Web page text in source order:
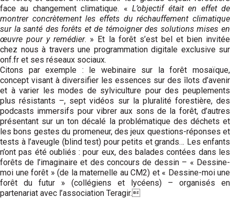
face au changement climatique. «L’objectif était en effet de
montrer concrètement les effets du réchauffement climatique
sur la santé des forêts et de témoigner des solutions mises en
œuvre pour y remédier. » Et la forêt s’est bel et bien invitée
chez nous à travers une programmation digitale exclusive sur
onf.fr et ses réseaux sociaux.
Citons par exemple : le webinaire sur la forêt mosaïque,
concept visant à diversifier les essences sur des îlots d’avenir
et à varier les modes de sylviculture pour des peuplements
plus résistants –, sept vidéos sur la pluralité forestière, des
podcasts immersifs pour vibrer aux sons de la forêt, d’autres
présentant sur un ton décalé la problématique des déchets et
les bons gestes du promeneur, des jeux questions-réponses et
tests à l’aveugle (blind test) pour petits et grands… Les enfants
n’ont pas été oubliés : pour eux, des balades contées dans les
forêts de l’imaginaire et des concours de dessin – « Dessine-
moi une forêt » (de la maternelle au CM2) et « Dessine-moi une
forêt du futur » (collégiens et lycéens) – organisés en
partenariat avec l’association Teragir.